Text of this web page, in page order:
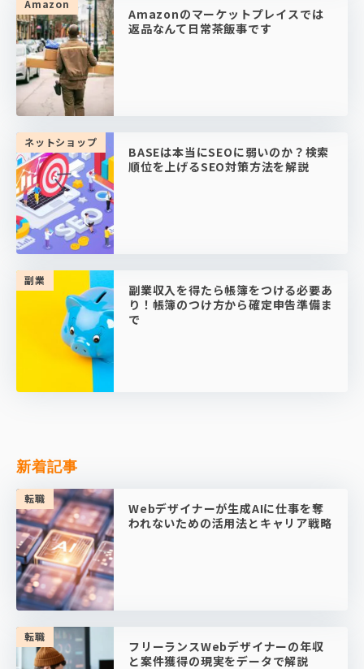
Amazon
Amazonのマーケットプレイスでは
返品なんて日常茶飯事です
ネットショップ
BASEは本当にSEOに弱いのか？検索
順位を上げるSEO対策方法を解説
副業
副業収入を得たら帳簿をつける必要あ
り！帳簿のつけ方から確定申告準備ま
で
新着記事
転職
Webデザイナーが生成AIに仕事を奪
われないための活用法とキャリア戦略
転職
フリーランスWebデザイナーの年収
と案件獲得の現実をデータで解説